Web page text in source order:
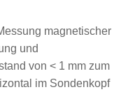
magnetischer
und
von < 1 mm zum
im Sondenkopf